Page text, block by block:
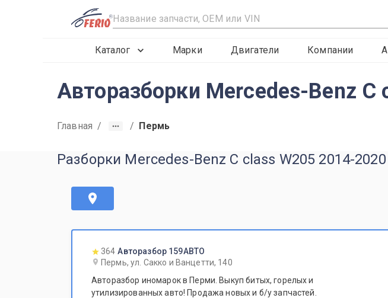
R
Каталог Марки Двигатели Компании
Авторазборки Mercedes-Benz
Главная / / Пермь
Разборки Mercedes-Benz C class W205 2014-
364 Авторазбор 159АВТО
Пермь, ул. Сакко и Ванцетти, 140
Авторазбор иномарок в Перми. Выкуп битых, горелых и
утилизированных авто! Продажа новых и б/у запчастей.